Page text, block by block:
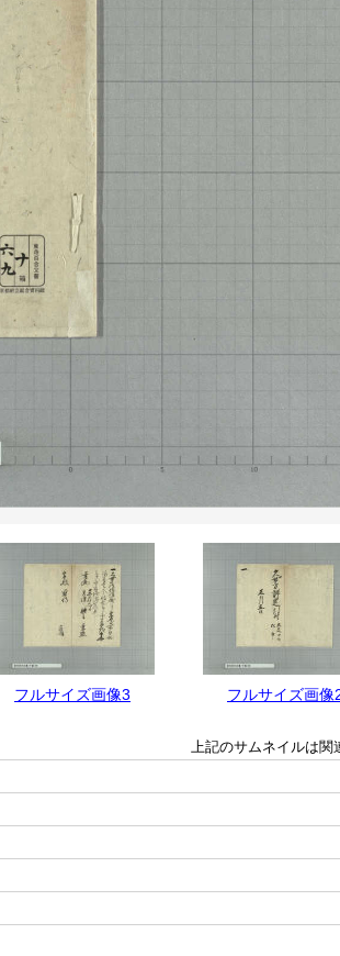
フルサイズ画像3 フルサイズ画像
上記のサムネイルは関